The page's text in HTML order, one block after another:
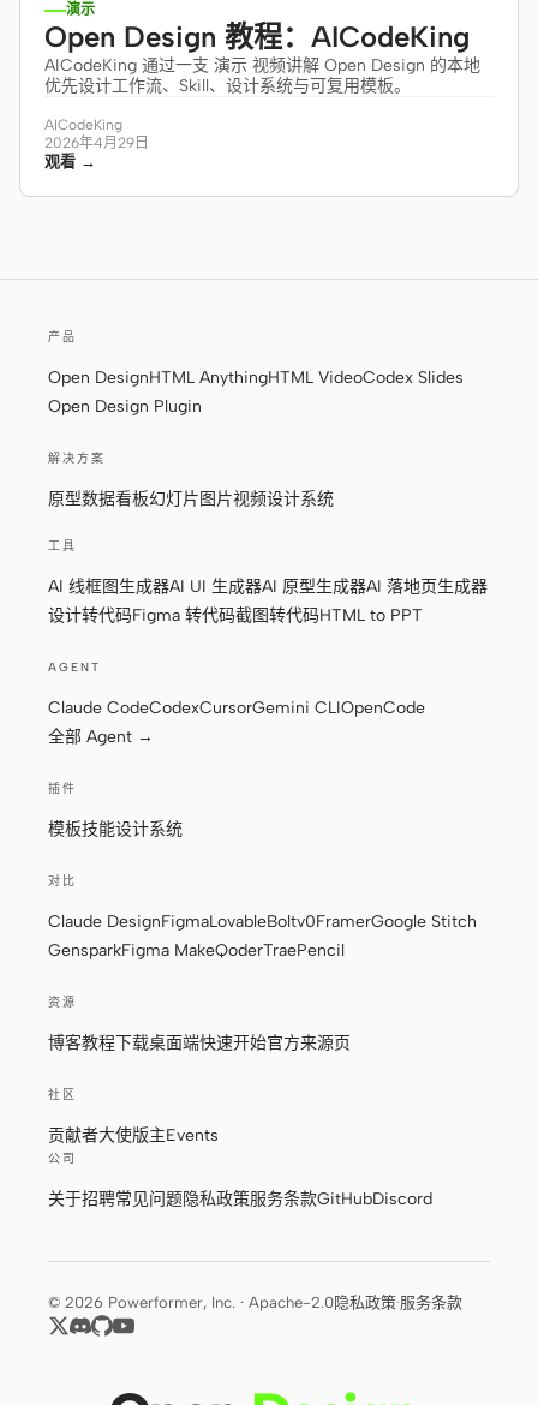
演示
Open Design 教程：AICodeKing
AICodeKing 通过一支 演示 视频讲解 Open Design 的本地
优先设计工作流、Skill、设计系统与可复用模板。
AICodeKing
2026年4月29日
观看 →
产品
Open DesignHTML AnythingHTML VideoCodex Slides
Open Design Plugin
解决方案
原型数据看板幻灯片图片视频设计系统
工具
AI 线框图生成器AI UI 生成器AI 原型生成器AI 落地页生成器
设计转代码Figma 转代码截图转代码HTML to PPT
AGENT
Claude CodeCodexCursorGemini CLIOpenCode
全部 Agent →
插件
模板技能设计系统
对比
Claude DesignFigmaLovableBoltv0FramerGoogle Stitch
GensparkFigma MakeQoderTraePencil
资源
博客教程下载桌面端快速开始官方来源页
社区
贡献者大使版主Events
公司
关于招聘常见问题隐私政策服务条款GitHubDiscord
© 2026 Powerformer, Inc. · Apache-2.0隐私政策·服务条款